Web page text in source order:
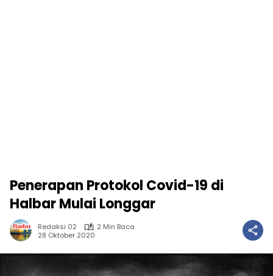
Penerapan Protokol Covid-19 di
Halbar Mulai Longgar
Redaksi 02
2 Min Baca
28 Oktober 2020